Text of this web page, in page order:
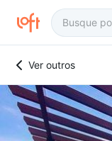
Ver outros